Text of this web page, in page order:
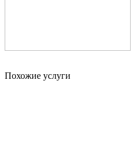
Похожие услуги